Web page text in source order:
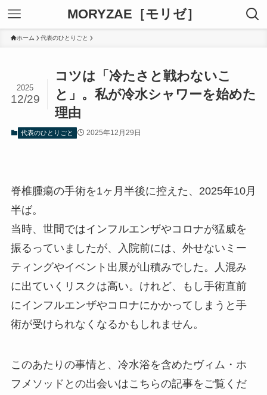
MORYZAE［モリゼ］
ホーム 代表のひとりごと
コツは「冷たさと戦わないこ
と」。私が冷水シャワーを始めた
理由
2025
12/29
代表のひとりごと 2025年12月29日
脊椎腫瘍の手術を1ヶ月半後に控えた、2025年10月
半ば。
当時、世間ではインフルエンザやコロナが猛威を
振るっていましたが、入院前には、外せないミー
ティングやイベント出展が山積みでした。人混み
に出ていくリスクは高い。けれど、もし手術直前
にインフルエンザやコロナにかかってしまうと手
術が受けられなくなるかもしれません。
このあたりの事情と、冷水浴を含めたヴィム・ホ
フメソッドとの出会いはこちらの記事をご覧くだ